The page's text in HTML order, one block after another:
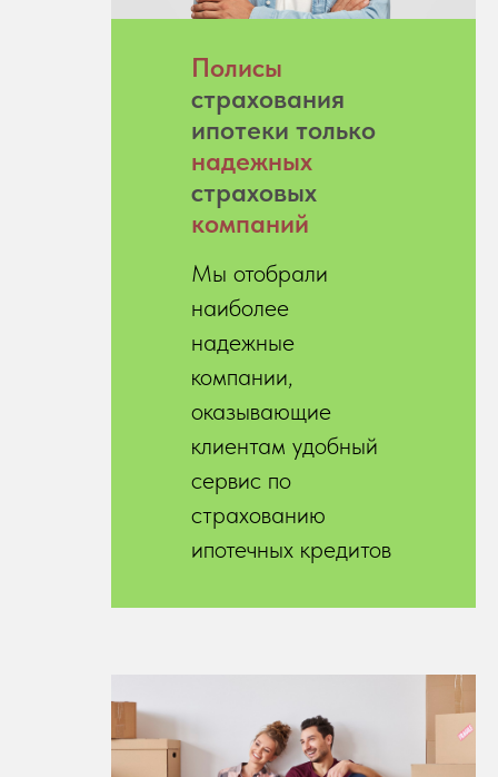
Полисы
страхования
ипотеки только
надежных
страховых
компаний
Мы отобрали
наиболее
надежные
компании,
оказывающие
клиентам удобный
сервис по
страхованию
ипотечных кредитов